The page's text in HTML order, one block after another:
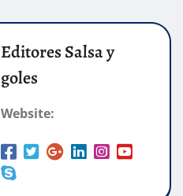
Editores Salsa y
goles
Website: